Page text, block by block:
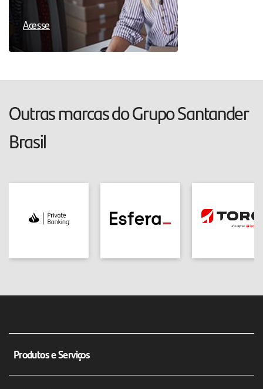
Acesse
Outras marcas do Grupo Santander
Brasil
Produtos e Serviços